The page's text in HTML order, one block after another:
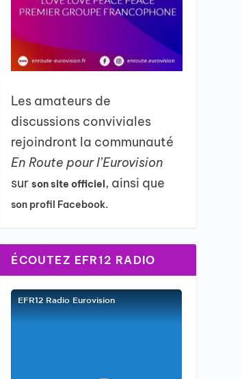
Les amateurs de
discussions conviviales
rejoindront la communauté
En Route pour l’Eurovision
surson site officiel, ainsi que
son profil Facebook.
ÉCOUTEZ EFR12 RADIO